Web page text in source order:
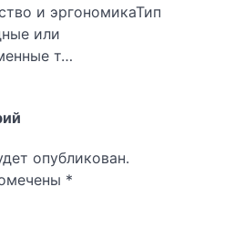
и эргономикаТип
или
т…
опубликован.
*